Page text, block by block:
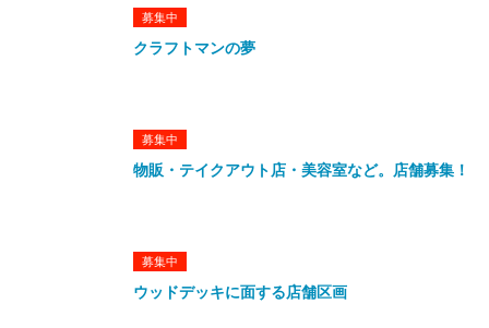
募集中
クラフトマンの夢
募集中
物販・テイクアウト店・美容室など。店舗募集！
募集中
ウッドデッキに面する店舗区画